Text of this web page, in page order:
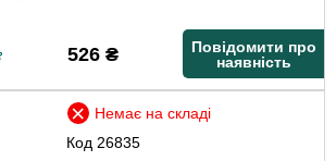
526₴
Повідомити про
наявність
Код 26835
Немає на складі